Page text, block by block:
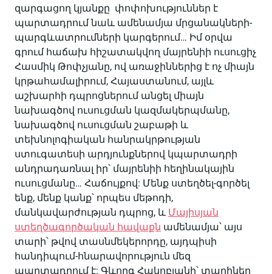
զարգացող կյանքը փոփոխություններ է
պարտադրում նաև ամենամյա մրցանակների-
պարգևատրումների կարգերում… Իմ օրվա
գրում հաճախ հիշատակվող մայրենիի ուսուցիչ
Հասմիկ Թոփչյանը, ով առաջիններից է ոչ միայն
կրթահամալիրում, Հայաստանում, այլև
աշխարհի դպրոցներում անցել միայն
նախագծով ուսուցման կազմակերպմանը,
նախագծով ուսուցման շաբաթի և
տեխնոլոգիական հանրակրթության
ստուգատեսի արդյունքներով կպարտադրի
անդրադառնալ իր՝ մայրենիի հեղինակային
ուսուցմանը… Հաճույքով: Մենք ստեղծել-գործել
ենք, մենք կանք՝ որպես մեթոդի,
մանկավարժության դպրոց, և Մայիսյան
ստեղծագործական հավաքն ամենամյա՝ այս
տարի՝ թվով տասնմեկերորդը, այդպիսի
հանդիպում-հնարավորություն մեզ
պարտադրում է: Գևորգ Հակոբյանի՝ տարիներ